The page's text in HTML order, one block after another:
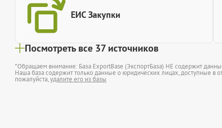
ЕИС Закупки
Посмотреть все 37 источников
*Обращаем внимание: База ExportBase (ЭкспортБаза) НЕ содержит
Наша база содержит только данные о юридических лицах, доступные в
пожалуйста,удалите его из базы